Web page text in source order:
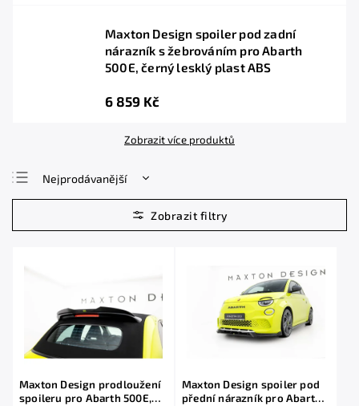
Maxton Design spoiler pod zadní
nárazník s žebrováním pro Abarth
500E, černý lesklý plast ABS
6 859 Kč
Zobrazit více produktů
Nejprodávanější
Nejlevnější
Nejdražší
Maxton Design prodloužení
spoileru pro Abarth 500E,
Maxton Design spoiler pod
přední nárazník pro Abarth